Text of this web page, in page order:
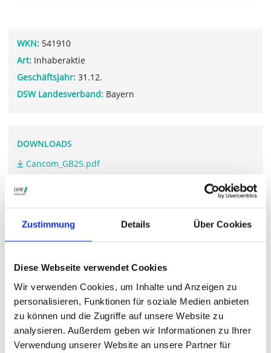
Zustimmung Details Über Cookies
Diese Webseite verwendet Cookies
Wir verwenden Cookies, um Inhalte und Anzeigen zu
personalisieren, Funktionen für soziale Medien anbieten
zu können und die Zugriffe auf unsere Website zu
analysieren. Außerdem geben wir Informationen zu Ihrer
Verwendung unserer Website an unsere Partner für
WKN: 541910
Art: Inhaberaktie
Geschäftsjahr: 31.12.
DSW Landesverband: Bayern
DOWNLOADS
Cancom_GB25.pdf
WEITERFÜHRENDE LINKS
investoren.cancom.de/.../
STIMMRECHTSVERTRETUNG DURCH DIE DSW
Die DSW vertritt Ihre Stimmrechteauf sämtlichen
wichtigen Hauptversammlungen in Deutschland.